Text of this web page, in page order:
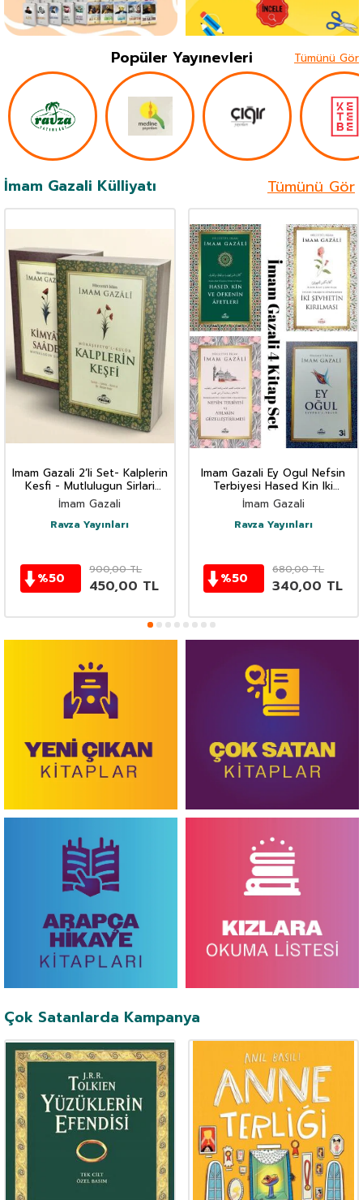
Popüler Yayınevleri Tümünü Gör
İmam Gazali Külliyatı Tümünü Gör
Imam Gazali 2’li Set- Kalplerin
Kesfi - Mutlulugun Sirlari
Kimyayi Saadet
İmam Gazali
Ravza Yayınları
%50
900,00TL
450,00 TL
Imam Gazali Ey Ogul Nefsin
Terbiyesi Hased Kin Iki
Sehvetin Kirilmasi 4’lü Set
İmam Gazali
Ravza Yayınları
%50
680,00TL
340,00 TL
Çok Satanlarda Kampanya